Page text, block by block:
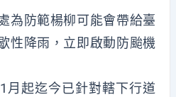
為防範楊柳可能會帶給臺
性降雨，立即啟動防颱機
月起迄今已針對轄下行道